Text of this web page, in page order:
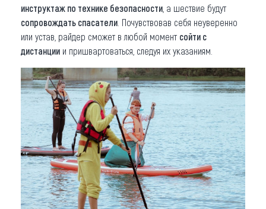
инструктаж по технике безопасности , а шествие будут
сопровождать спасатели . Почувствовав себя неуверенно
или устав, райдер сможет в любой момент сойти с
дистанции и пришвартоваться, следуя их указаниям.